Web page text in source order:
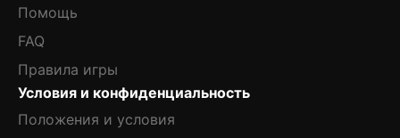
Помощь
FAQ
Правила игры
Условия и конфиденциальность
Положения и условия